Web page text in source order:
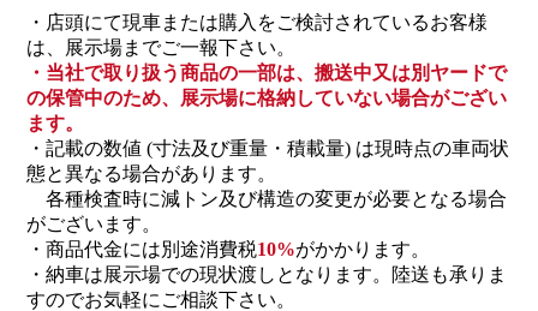
・店頭にて現車または購入をご検討されているお客様
は、展示場までご一報下さい。
・当社で取り扱う商品の一部は、搬送中又は別ヤードで
の保管中のため、展示場に格納していない場合がござい
ます。
・記載の数値 (寸法及び重量・積載量) は現時点の車両状
態と異なる場合があります。
各種検査時に減トン及び構造の変更が必要となる場合
がございます。
・商品代金には別途消費税10%がかかります。
・納車は展示場での現状渡しとなります。陸送も承りま
すのでお気軽にご相談下さい。